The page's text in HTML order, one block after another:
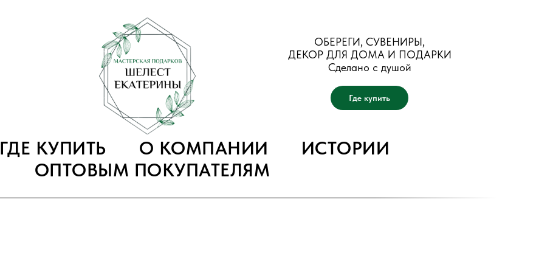
ОБЕРЕГИ, СУВЕНИРЫ,
ДЕКОР ДЛЯ ДОМА И ПОДАРКИ
Сделано с душой
Где купить
ГДЕ КУПИТЬ О КОМПАНИИ
ИСТОРИИ
ОПТОВЫМ ПОКУПАТЕЛЯМ